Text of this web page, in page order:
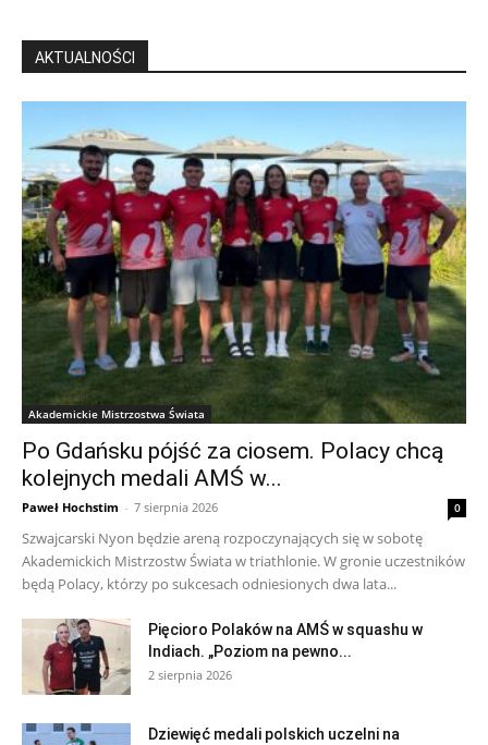
AKTUALNOŚCI
Akademickie Mistrzostwa Świata
Po Gdańsku pójść za ciosem. Polacy chcą
kolejnych medali AMŚ w...
Paweł Hochstim - 7 sierpnia 2026 0
Szwajcarski Nyon będzie areną rozpoczynających się w sobotę
Akademickich Mistrzostw Świata w triathlonie. W gronie uczestników
będą Polacy, którzy po sukcesach odniesionych dwa lata...
Pięcioro Polaków na AMŚ w squashu w
Indiach. „Poziom na pewno...
2 sierpnia 2026
Dziewięć medali polskich uczelni na